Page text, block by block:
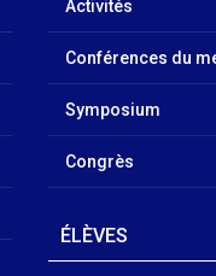
Activités
Conférences du
Symposium
Congrès
ÉLÈVES